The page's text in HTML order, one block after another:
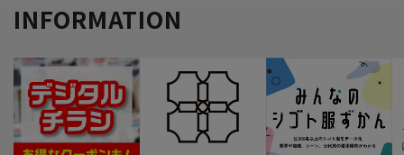
INFORMATION